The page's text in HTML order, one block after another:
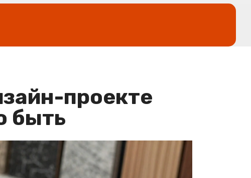
проекте
быть